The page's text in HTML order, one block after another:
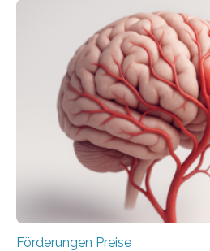
Woche vom
anderem zur Unterstützung der
Industrieforschungsprogramme
Gemeinschaftsforschung (IGF),
Innovationsprogramm
Innovationskompetenz INNO-
Innovationstag Mittelstand 2025
Berlin überbrachte das
Wirtschaft und Energie eine
Überplanmäßige
Förderungen Preise